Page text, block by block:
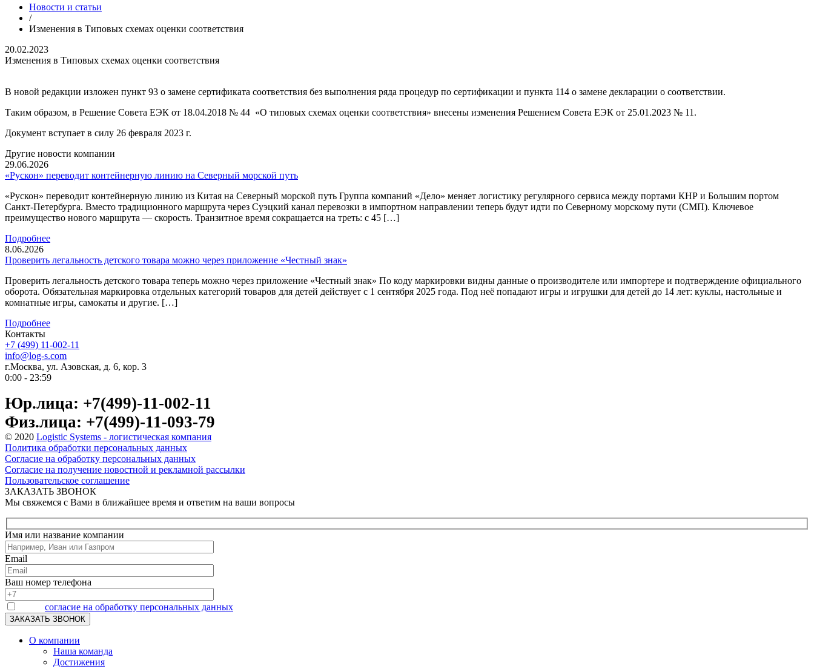
Новости и статьи
/
Изменения в Типовых схемах оценки соответствия
20.02.2023
Изменения в Типовых схемах оценки соответствия
В новой редакции изложен пункт 93 о замене сертификата соответствия без выполнения ряда процедур по сертификации и пункта 114 о замене декларации о соответствии.
Таким образом, в Решение Совета ЕЭК от 18.04.2018 № 44 «О типовых схемах оценки соответствия» внесены изменения Решением Совета ЕЭК от 25.01.2023 № 11.
Документ вступает в силу 26 февраля 2023 г.
Другие новости компании
29.06.2026
«Рускон» переводит контейнерную линию на Северный морской путь
«Рускон» переводит контейнерную линию из Китая на Северный морской путь Группа компаний «Дело» меняет логистику регулярного сервиса между портами КНР и Большим портом
Санкт-Петербурга. Вместо традиционного маршрута через Суэцкий канал перевозки в импортном направлении теперь будут идти по Северному морскому пути (СМП). Ключевое
преимущество нового маршрута — скорость. Транзитное время сокращается на треть: с 45 […]
Подробнее
8.06.2026
Проверить легальность детского товара можно через приложение «Честный знак»
Проверить легальность детского товара теперь можно через приложение «Честный знак» По коду маркировки видны данные о производителе или импортере и подтверждение официального
оборота. Обязательная маркировка отдельных категорий товаров для детей действует с 1 сентября 2025 года. Под неё попадают игры и игрушки для детей до 14 лет: куклы, настольные и
комнатные игры, самокаты и другие. […]
Подробнее
Контакты
+7 (499) 11-002-11
info@log-s.com
г.Москва, ул. Азовская, д. 6, кор. 3
0:00 - 23:59
Юр.лица: +7(499)-11-002-11
Физ.лица: +7(499)-11-093-79
© 2020 Logistic Systems - логистическая компания
Политика обработки персональных данных
Согласие на обработку персональных данных
Согласие на получение новостной и рекламной рассылки
Пользовательское соглашение
ЗАКАЗАТЬ ЗВОНОК
Мы свяжемся с Вами в ближайшее время и ответим на ваши вопросы
Имя или название компании
Email
Ваш номер телефона
согласие на обработку персональных данных
О компании
Наша команда
Достижения